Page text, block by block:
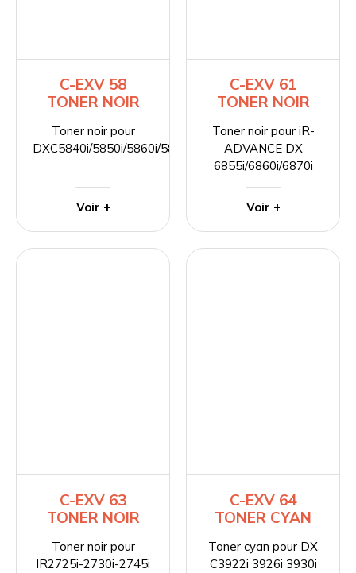
C-EXV 58
TONER NOIR
Toner noir pour
DXC5840i/5850i/5860i/5870i
Voir +
C-EXV 61
TONER NOIR
Toner noir pour iR-
ADVANCE DX
6855i/6860i/6870i
Voir +
C-EXV 63
TONER NOIR
Toner noir pour
IR2725i-2730i-2745i
C-EXV 64
TONER CYAN
Toner cyan pour DX
C3922i 3926i 3930i